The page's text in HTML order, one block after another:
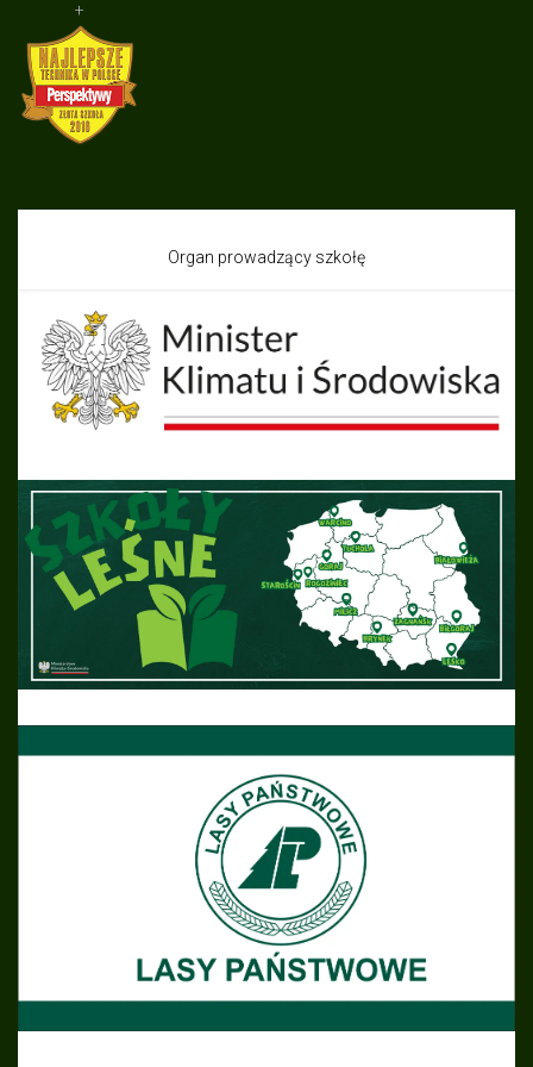
+
Organ prowadzący szkołę